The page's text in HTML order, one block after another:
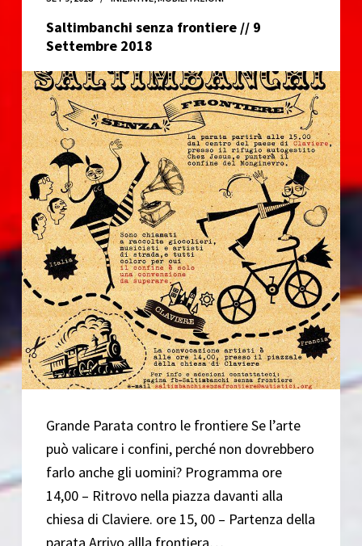
del
21
//
13
Ottobre
2018
Saltimbanchi senza frontiere // 9
Settembre 2018
Grande Parata contro le frontiere Se l’arte
può valicare i confini, perché non dovrebbero
farlo anche gli uomini? Programma ore
14,00 – Ritrovo nella piazza davanti alla
chiesa di Claviere. ore 15, 00 – Partenza della